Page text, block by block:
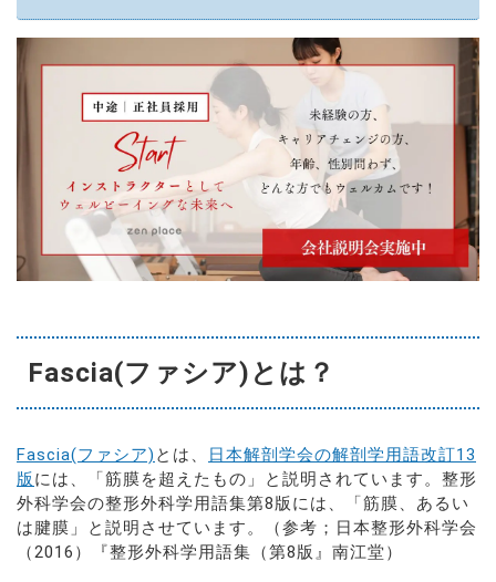
Fascia(ファシア)とは？
Fascia(ファシア) とは、
日本解剖学会の解剖学用語改訂13
版には、「筋膜を超えたもの」と説明されています。整形
外科学会の整形外科学用語集第8版には、「筋膜、あるい
は腱膜」と説明させています。（参考；日本整形外科学会
（2016）『整形外科学用語集（第8版』南江堂）